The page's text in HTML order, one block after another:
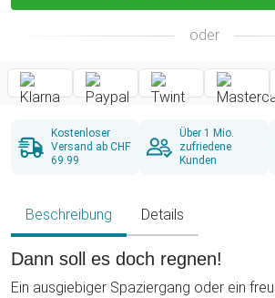
oder
Kostenloser
Versand ab CHF
69.99
Über 1 Mio.
zufriedene
Kunden
Beschreibung Details
Dann soll es doch regnen!
Ein ausgiebiger Spaziergang oder ein